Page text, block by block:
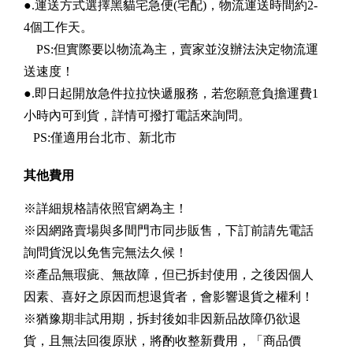
●.運送方式選擇黑貓宅急便(宅配)，物流運送時間約2-
4個工作天。
PS:但實際要以物流為主，賣家並沒辦法決定物流運
送速度！
●.即日起開放急件拉拉快遞服務，若您願意負擔運費1
小時內可到貨，詳情可撥打電話來詢問。
PS:僅適用台北市、新北市
其他費用
※詳細規格請依照官網為主！
※因網路賣場與多間門市同步販售，下訂前請先電話
詢問貨況以免售完無法久候！
※產品無瑕疵、無故障，但已拆封使用，之後因個人
因素、喜好之原因而想退貨者，會影響退貨之權利！
※猶豫期非試用期，拆封後如非因新品故障仍欲退
貨，且無法回復原狀，將酌收整新費用，「商品價